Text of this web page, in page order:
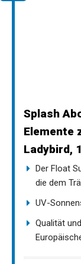
Splash
Elemente
Ladybird,
Der Float
die dem
UV-
Qualität